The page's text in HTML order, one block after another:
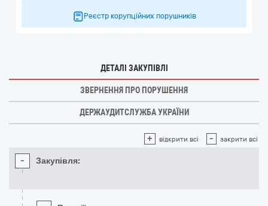
Реєстр корупційних порушників
ДЕТАЛІ ЗАКУПІВЛІ
ЗВЕРНЕННЯ ПРО ПОРУШЕННЯ
ДЕРЖАУДИТСЛУЖБА УКРАЇНИ
+ відкрити всі - закрити всі
- Закупівля: